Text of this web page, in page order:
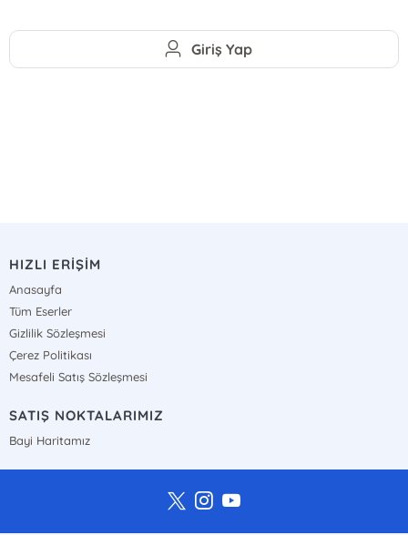
Giriş Yap
HIZLI ERİŞİM
Anasayfa
Tüm Eserler
Gizlilik Sözleşmesi
Çerez Politikası
Mesafeli Satış Sözleşmesi
SATIŞ NOKTALARIMIZ
Bayi Haritamız